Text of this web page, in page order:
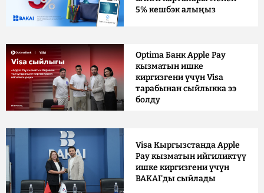
5% кешбэк алыңыз
Optima Банк Apple Pay
кызматын ишке
киргизгени үчүн Visa
тарабынан сыйлыкка ээ
болду
Visa Кыргызстанда Apple
Pay кызматын ийгиликтүү
ишке киргизгени үчүн
BAKAI'ды сыйлады